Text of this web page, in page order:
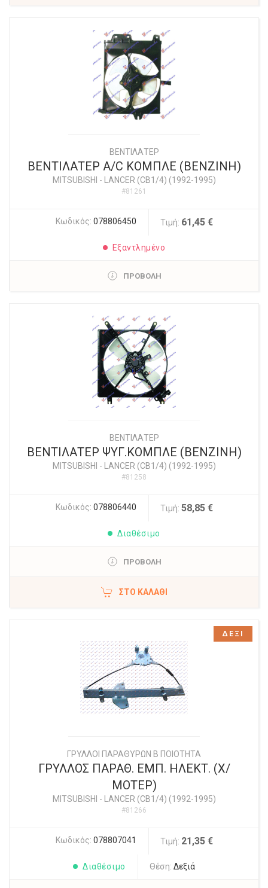
ΒΕΝΤΙΛΑΤΕΡ
ΒΕΝΤΙΛΑΤΕΡ A/C ΚΟΜΠΛΕ (BENZINH)
MITSUBISHI - LANCER (CB1/4) (1992-1995)
#81261
Κωδικός: 078806450 Τιμή: 61,45 €
Εξαντλημένο
ΠΡΟΒΟΛΗ
ΒΕΝΤΙΛΑΤΕΡ
ΒΕΝΤΙΛΑΤΕΡ ΨΥΓ.ΚΟΜΠΛΕ (BENZINH)
MITSUBISHI - LANCER (CB1/4) (1992-1995)
#81258
Κωδικός: 078806440 Τιμή: 58,85 €
Διαθέσιμο
ΠΡΟΒΟΛΗ
ΣΤΟ ΚΑΛΆΘΙ
ΓΡΥΛΛΟΙ ΠΑΡΑΘΥΡΩΝ Β ΠΟΙΟΤΗΤΑ
ΓΡΥΛΛΟΣ ΠΑΡΑΘ. ΕΜΠ. ΗΛΕΚΤ. (Χ/
ΜΟΤΕΡ)
MITSUBISHI - LANCER (CB1/4) (1992-1995)
#81266
Κωδικός: 078807041 Τιμή: 21,35 €
Διαθέσιμο Θέση: Δεξιά
ΔΕΞΙ